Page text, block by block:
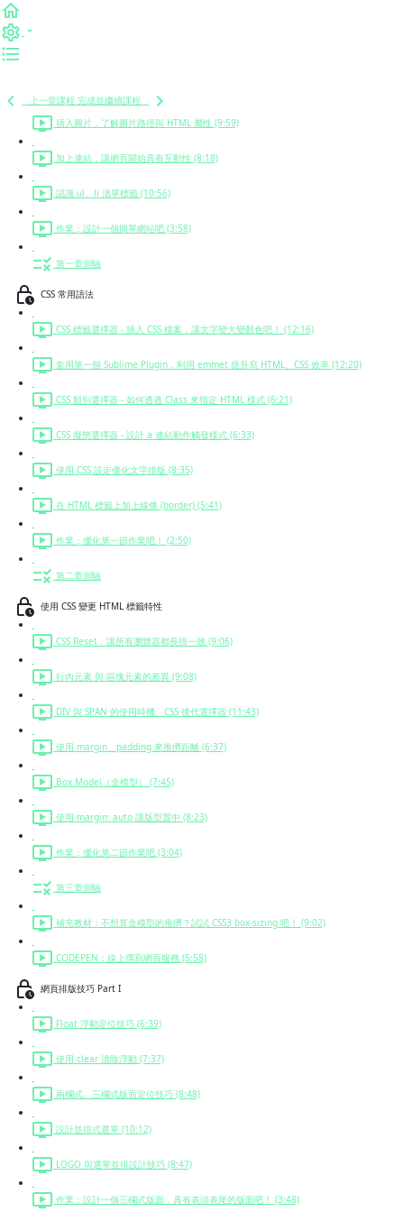
上一堂課程 完成並繼續課程
插入圖片，了解圖片路徑與 HTML 屬性 (9:59)
加上連結，讓網頁開始具有互動性 (8:18)
認識 ul、li 清單標籤 (10:56)
作業：設計一個簡單網站吧 (3:58)
第一章測驗
CSS 常用語法
CSS 標籤選擇器 - 插入 CSS 檔案，讓文字變大變顏色吧！ (12:16)
套用第一個 Sublime Plugin，利用 emmet 提升寫 HTML、CSS 效率 (12:20)
CSS 類別選擇器 - 如何透過 Class 來指定 HTML 樣式 (6:21)
CSS 擬態選擇器 - 設計 a 連結動作觸發樣式 (6:33)
使用 CSS 設定優化文字排版 (8:35)
在 HTML 標籤上加上線條 (border) (5:41)
作業：優化第一節作業吧！ (2:50)
第二章測驗
使用 CSS 變更 HTML 標籤特性
CSS Reset，讓所有瀏覽器都長得一致 (9:06)
行內元素 與 區塊元素的差異 (9:08)
DIV 與 SPAN 的使用時機、CSS 後代選擇器 (11:43)
使用 margin、padding 來推擠距離 (6:37)
Box Model（盒模型） (7:45)
使用 margin: auto 讓版型置中 (8:23)
作業：優化第二節作業吧 (3:04)
第三章測驗
補充教材：不想算盒模型的推擠？試試 CSS3 box-sizing 吧！ (9:02)
CODEPEN：線上撰寫網頁服務 (5:58)
網頁排版技巧 Part I
Float 浮動定位技巧 (6:39)
使用 clear 清除浮動 (7:37)
兩欄式、三欄式版面定位技巧 (8:48)
設計並排式選單 (10:12)
LOGO 與選單並排設計技巧 (8:47)
作業：設計一個三欄式版面，具有表頭表尾的版面吧！ (3:48)